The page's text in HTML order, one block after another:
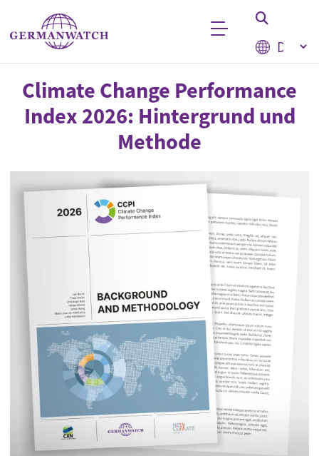
Direkt zum Inhalt
Select
Stichwortsuche
Climate Change Performance
Index 2026: Hintergrund und
Methode